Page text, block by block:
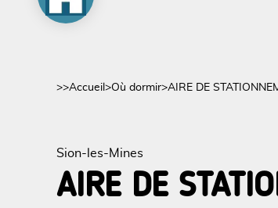
>>Accueil >Où dormir>AIRE DE
Sion-les-Mines
AIRE DE